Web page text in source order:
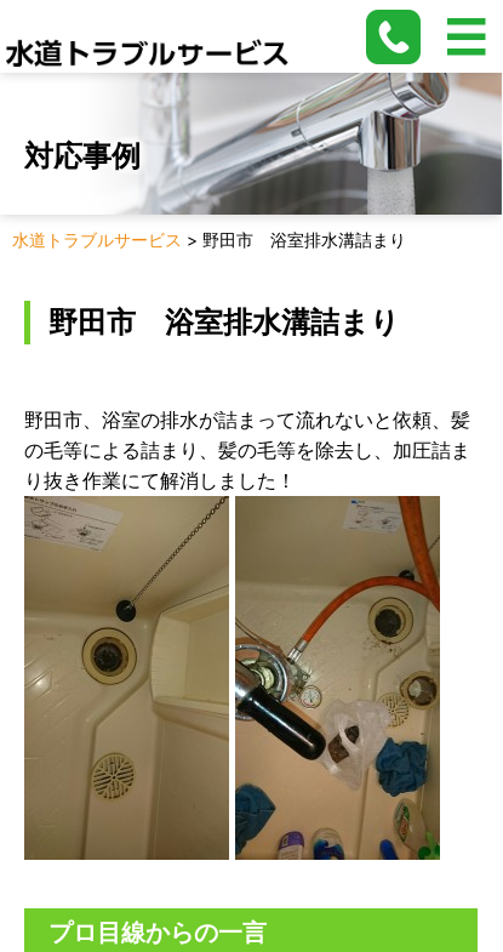
対応事例
水道トラブルサービス > 野田市 浴室排水溝詰まり
野田市 浴室排水溝詰まり
野田市、浴室の排水が詰まって流れないと依頼、髪
の毛等による詰まり、髪の毛等を除去し、加圧詰ま
り抜き作業にて解消しました！
プロ目線からの一言